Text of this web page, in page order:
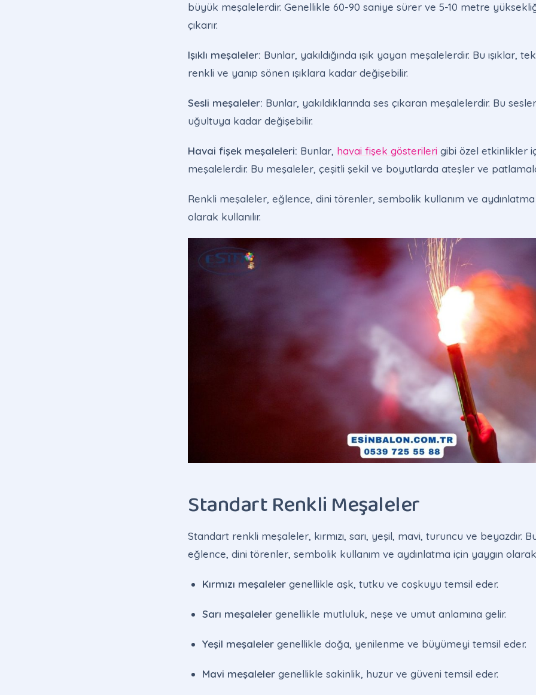
büyük meşalelerdir. Genellikle 60-90 saniye sürer ve 5-10 metre
çıkarır.
Işıklı meşaleler: Bunlar, yakıldığında ışık yayan meşalelerdir. Bu ışıklar,
renkli ve yanıp sönen ışıklara kadar değişebilir.
Sesli meşaleler: Bunlar, yakıldıklarında ses çıkaran meşalelerdir. Bu
uğultuya kadar değişebilir.
Havai fişek meşaleleri: Bunlar, havai fişek gösterileri gibi özel etkinlikler
meşalelerdir. Bu meşaleler, çeşitli şekil ve boyutlarda ateşler ve
Renkli meşaleler, eğlence, dini törenler, sembolik kullanım ve aydınlatma
olarak kullanılır.
Standart Renkli Meşaleler
Standart renkli meşaleler, kırmızı, sarı, yeşil, mavi, turuncu ve beyazdır.
eğlence, dini törenler, sembolik kullanım ve aydınlatma için yaygın olarak
Kırmızı meşaleler genellikle aşk, tutku ve coşkuyu temsil eder.
Sarı meşaleler genellikle mutluluk, neşe ve umut anlamına gelir.
Yeşil meşaleler genellikle doğa, yenilenme ve büyümeyi temsil eder.
Mavi meşaleler genellikle sakinlik, huzur ve güveni temsil eder.